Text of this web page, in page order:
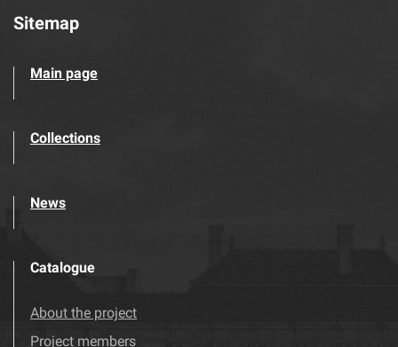
Sitemap
Main page
Collections
News
Catalogue
About the project
Project members